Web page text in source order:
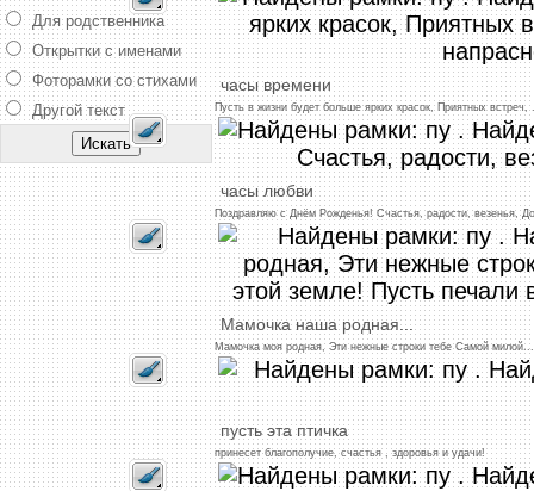
Для родственника
Открытки с именами
Фоторамки со стихами
Другой текст
часы времени
Пусть в жизни будет больше ярких красок, Приятных встреч,
часы любви
Поздравляюс Днём Рожденья! Счастья, радости, везенья,
Мамочка наша родная...
Мамочка моя родная, Эти нежные строки тебе Самой милой...
пусть эта птичка
принесет благополучие, счастья,здоровьяи удачи!